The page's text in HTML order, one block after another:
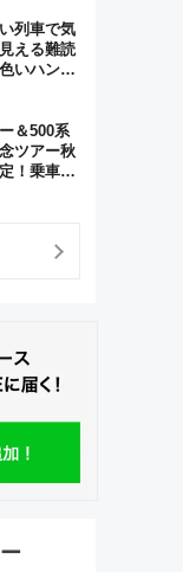
列車で気
える難読
いハンカ
・鉄道ひ
＆500系
ツアー秋
！乗車体
ル情報ま